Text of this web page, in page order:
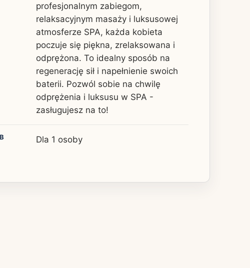
profesjonalnym zabiegom,
relaksacyjnym masaży i luksusowej
atmosferze SPA, każda kobieta
poczuje się piękna, zrelaksowana i
odprężona. To idealny sposób na
regenerację sił i napełnienie swoich
baterii. Pozwól sobie na chwilę
odprężenia i luksusu w SPA -
zasługujesz na to!
Dla 1 osoby